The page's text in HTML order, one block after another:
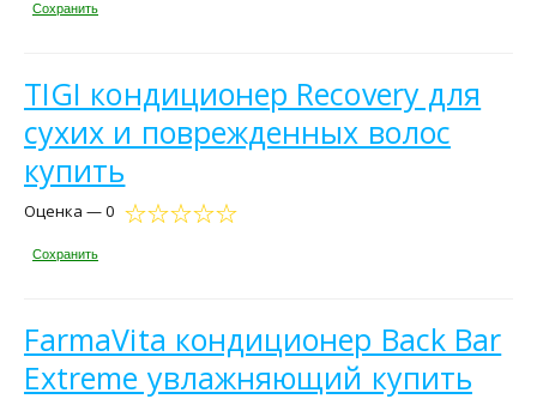
Сохранить
TIGI кондиционер Recovery для
сухих и поврежденных волос
купить
Оценка — 0
Сохранить
FarmaVita кондиционер Back Bar
Extreme увлажняющий купить